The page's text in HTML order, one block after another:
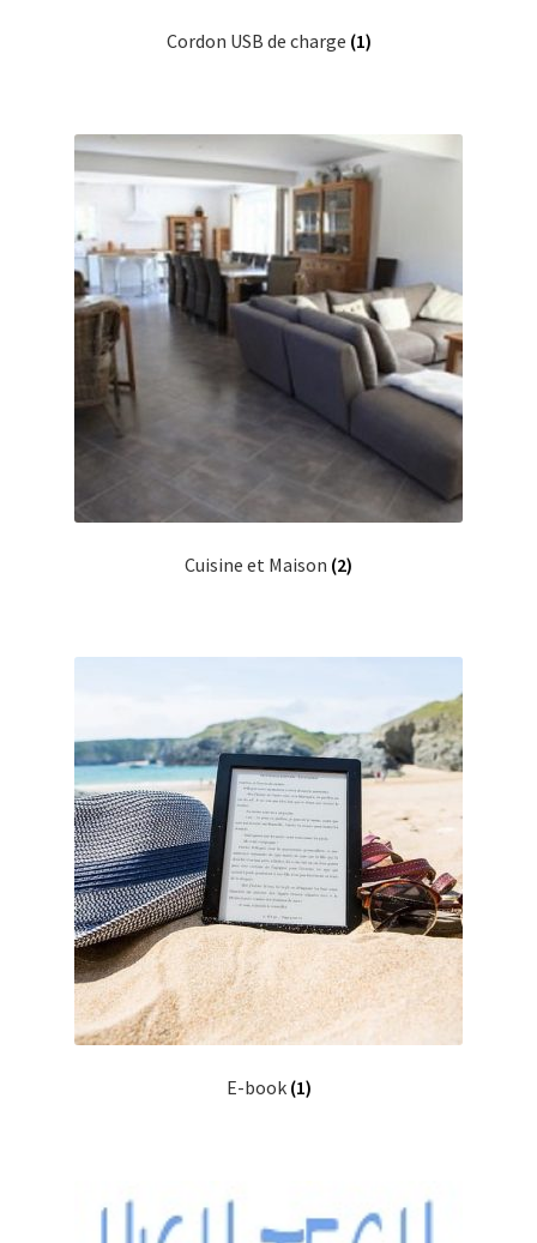
Cordon USB de charge (1)
Cuisine et Maison (2)
E-book (1)